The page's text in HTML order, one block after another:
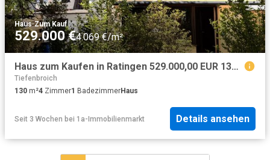
Haus·Zum Kauf
529.000 €4.069 €/m²
Haus zum Kaufen in Ratingen 529.000,00 EUR 130 m²
Tiefenbroich
130 m²4 Zimmer1 BadezimmerHaus
Seit 3 Wochen bei 1a-Immobilienmarkt Details ansehen